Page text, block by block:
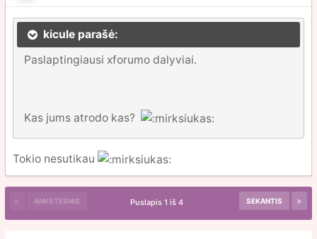
kicule parašė:
Paslaptingiausi xforumo dalyviai.
Kas jums atrodo kas?
Tokio nesutikau
ANKSTESNIS SEKANTIS
Puslapis 1 iš 4